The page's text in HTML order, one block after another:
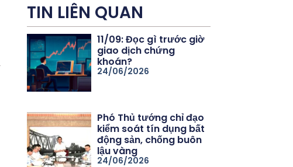
TIN LIÊN QUAN
11/09: Đọc gì trước giờ
giao dịch chứng
khoán?
24/06/2026
Phó Thủ tướng chỉ đạo
kiểm soát tín dụng bất
động sản, chống buôn
lậu vàng
24/06/2026